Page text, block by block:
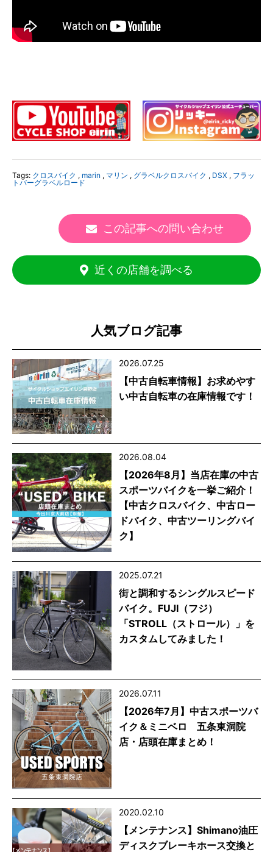
Tags: クロスバイク , marin , マリン , グラベルクロスバイク , DSX , フラッ
トバーグラベルロード
この記事への問い合わせ
近くの店舗を調べる
人気ブログ記事
2026.07.25
【中古自転車情報】お求めやす
い中古自転車の在庫情報です！
2026.08.04
【2026年8月】当店在庫の中古
スポーツバイクを一挙ご紹介！
【中古クロスバイク、中古ロー
ドバイク、中古ツーリングバイ
ク】
2025.07.21
街と調和するシングルスピード
バイク。FUJI（フジ）
「STROLL（ストロール）」を
カスタムしてみました！
2026.07.11
【2026年7月】中古スポーツバ
イク＆ミニベロ 五条東洞院
店・店頭在庫まとめ！
2020.02.10
【メンテナンス】Shimano油圧
ディスクブレーキホース交換と